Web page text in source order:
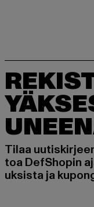
Tilaa
toa DefShopin
uksista ja